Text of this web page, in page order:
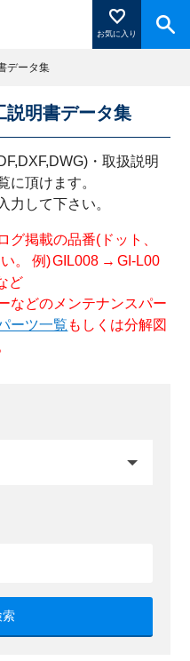
お気に入り
登録」を押すと登録した
データ集
説明書データ集
・取扱説明
に頂けます。
力して下さい。
掲載の品番(ドット、
。 例) GIL008 → GI-L00
ど
などのメンテナンスパー
ーツ一覧 もしくは分解図
索